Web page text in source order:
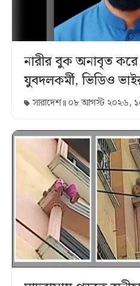
নারীর বুক অনাবৃত
যুবদলকর্মী, ভিডিও
সারাদেশ ০৮ আগস্ট ২০২৬,